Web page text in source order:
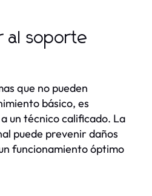
al soporte
que no pueden
básico, es
un técnico calificado. La
puede prevenir daños
funcionamiento óptimo